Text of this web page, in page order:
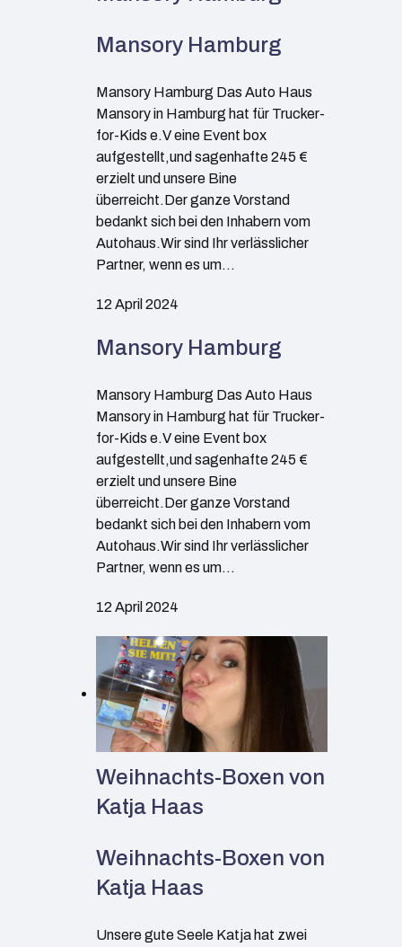
Mansory Hamburg
Mansory Hamburg Das Auto Haus
Mansory in Hamburg hat für Trucker-
for-Kids e.V eine Event box
aufgestellt,und sagenhafte 245 €
erzielt und unsere Bine
überreicht.Der ganze Vorstand
bedankt sich bei den Inhabern vom
Autohaus.Wir sind Ihr verlässlicher
Partner, wenn es um…
12 April 2024
Mansory Hamburg
Mansory Hamburg Das Auto Haus
Mansory in Hamburg hat für Trucker-
for-Kids e.V eine Event box
aufgestellt,und sagenhafte 245 €
erzielt und unsere Bine
überreicht.Der ganze Vorstand
bedankt sich bei den Inhabern vom
Autohaus.Wir sind Ihr verlässlicher
Partner, wenn es um…
12 April 2024
Weihnachts-Boxen von
Katja Haas
Weihnachts-Boxen von
Katja Haas
Unsere gute Seele Katja hat zwei